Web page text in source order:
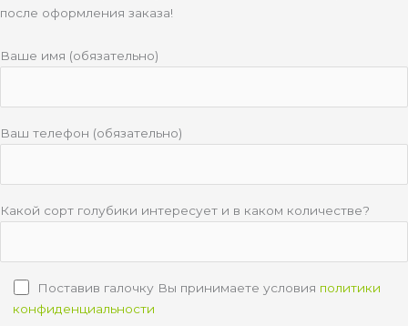
после оформления заказа!
Ваше имя (обязательно)
Ваш телефон (обязательно)
Какой сорт голубики интересует и в каком количестве?
Поставив галочку Вы принимаете условия политики
конфиденциальности